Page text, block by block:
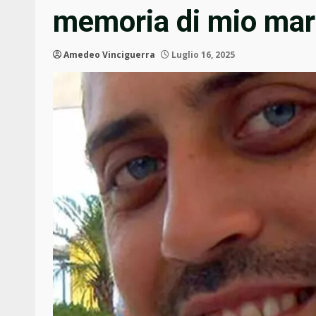
memoria di mio
Amedeo Vinciguerra Luglio 16, 2025